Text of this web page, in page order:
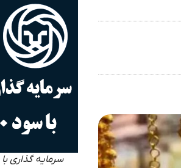
سرمایه گذاری با سود 40%